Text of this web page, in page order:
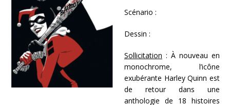
Scénario :
Dessin :
Sollicitation : À nouveau en
monochrome, l’icône
exubérante Harley Quinn est
de retour dans une
anthologie de 18 histoires